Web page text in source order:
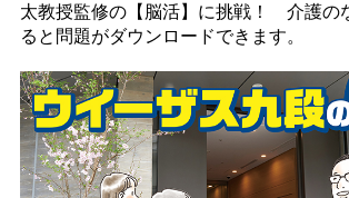
太教授監修の【脳活】に挑戦！ 介護の
ると問題がダウンロードできます。